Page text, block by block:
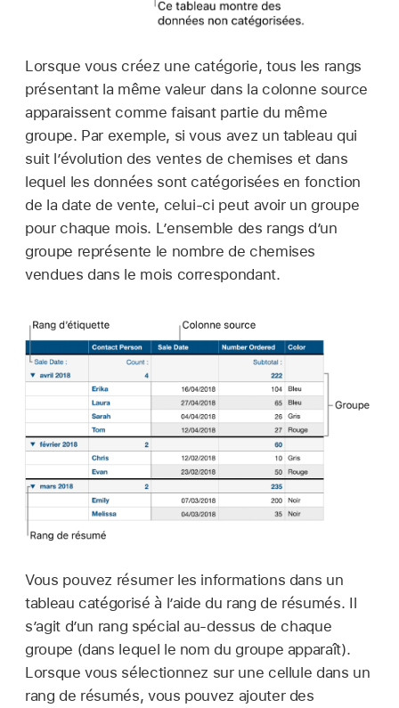
Lorsque vous créez une catégorie, tous les rangs
présentant la même valeur dans la colonne source
apparaissent comme faisant partie du même
groupe. Par exemple, si vous avez un tableau qui
suit l’évolution des ventes de chemises et dans
lequel les données sont catégorisées en fonction
de la date de vente, celui-ci peut avoir un groupe
pour chaque mois. L’ensemble des rangs d’un
groupe représente le nombre de chemises
vendues dans le mois correspondant.
Vous pouvez résumer les informations dans un
tableau catégorisé à l’aide du rang de résumés. Il
s’agit d’un rang spécial au-dessus de chaque
groupe (dans lequel le nom du groupe apparaît).
Lorsque vous sélectionnez sur une cellule dans un
rang de résumés, vous pouvez ajouter des